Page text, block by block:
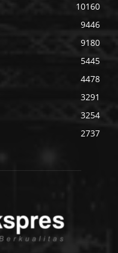
10160
9446
9180
5445
4478
3291
3254
2737